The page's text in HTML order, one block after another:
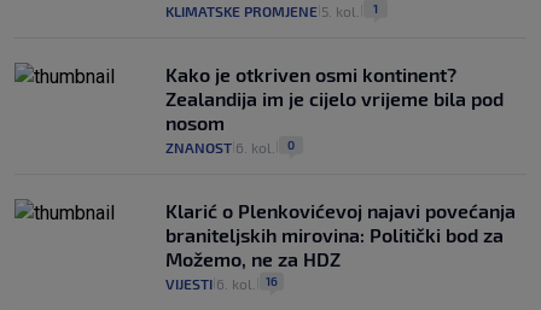
KLIMATSKE PROMJENE 5. kol. 1
Kako je otkriven osmi kontinent?
Zealandija im je cijelo vrijeme bila pod
nosom
ZNANOST 6. kol. 0
Klarić o Plenkovićevoj najavi povećanja
braniteljskih mirovina: Politički bod za
Možemo, ne za HDZ
VIJESTI 6. kol. 16